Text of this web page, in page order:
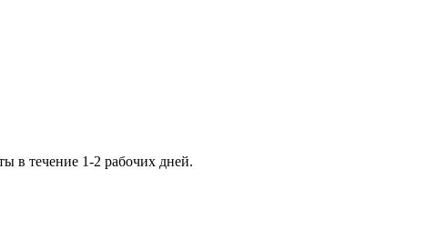
в течение 1-2 рабочих дней.